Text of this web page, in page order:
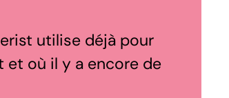
utilise déjà pour
où il y a encore de